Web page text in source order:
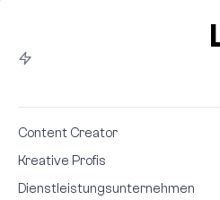
Content Creator
Kreative Profis
Dienstleistungsunternehmen